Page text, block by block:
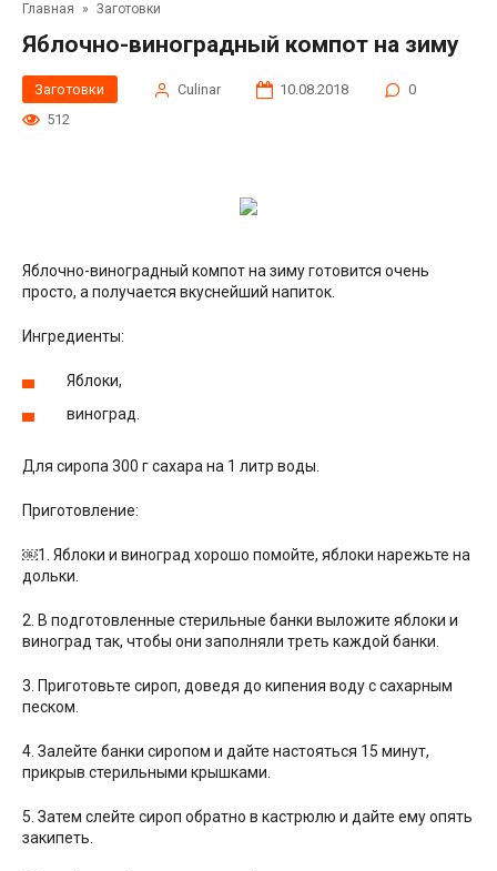
Главная » Заготовки
Яблочно-виноградный компот на зиму
Заготовки Сulinar 10.08.2018
0
512
Яблочно-виноградный компот на зиму готовится очень
просто, а получается вкуснейший напиток.
Ингредиенты:
Яблоки,
виноград.
Для сиропа 300 г сахара на 1 литр воды.
Приготовление:
￼1. Яблоки и виноград хорошо помойте, яблоки нарежьте на
дольки.
2. В подготовленные стерильные банки выложите яблоки и
виноград так, чтобы они заполняли треть каждой банки.
3. Приготовьте сироп, доведя до кипения воду с сахарным
песком.
4. Залейте банки сиропом и дайте настояться 15 минут,
прикрыв стерильными крышками.
5. Затем слейте сироп обратно в кастрюлю и дайте ему опять
закипеть.